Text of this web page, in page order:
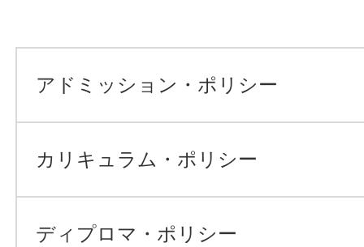
アドミッション・ポリシー
カリキュラム・ポリシー
ディプロマ・ポリシー